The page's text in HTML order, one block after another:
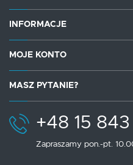
INFORMACJE
MOJE KONTO
MASZ PYTANIE?
+48 15
Zapraszamy pon.-pt.